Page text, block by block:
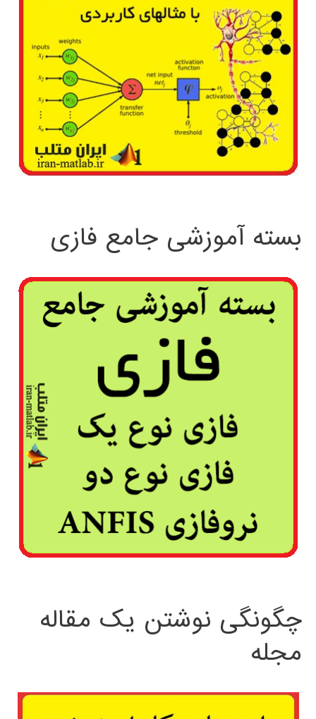
بسته آموزشی جامع فازی
چگونگی نوشتن یک مقاله
مجله